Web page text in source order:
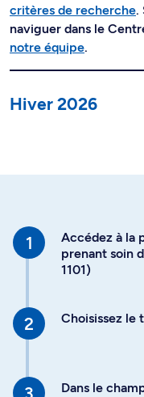
critères de recherche.
naviguer dans le
notre équipe.
Hiver 2026
Accédez à la
prenant soin
1101)
Choisissez le
Dans le